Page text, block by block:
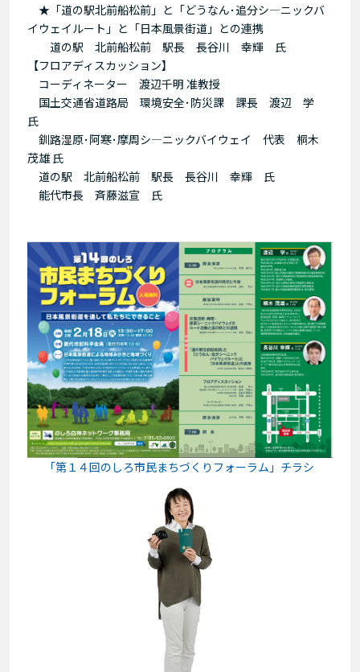
★「道の駅北前船松前」と「どうなん･追分シ―ニックバ
イウェイルート」と「日本風景街道」との連携
道の駅 北前船松前 駅長 長谷川 幸輝 氏
【フロアディスカッション】
コーディネーター 渡辺千明 准教授
国土交通省道路局 環境安全･防災課 課長 渡辺 学
氏
釧路湿原･阿寒･摩周シ―ニックバイウェイ 代表 桐木
茂雄 氏
道の駅 北前船松前 駅長 長谷川 幸輝 氏
能代市長 斉藤滋宣 氏
「第１４回のしろ市民まちづくりフォーラム」チラシ